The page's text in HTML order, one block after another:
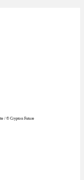
/ © Crypton Future